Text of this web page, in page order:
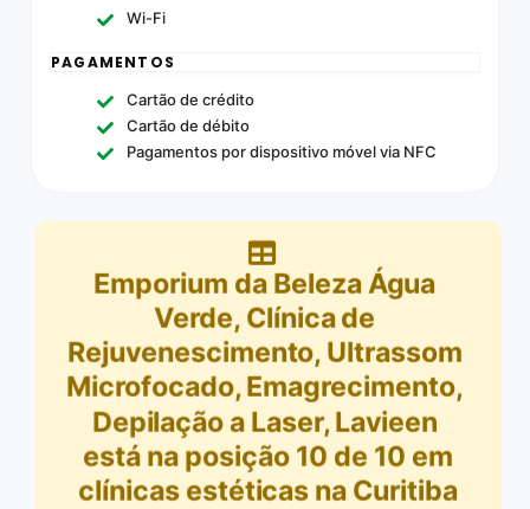
Wi-Fi
PAGAMENTOS
Cartão de crédito
Cartão de débito
Pagamentos por dispositivo móvel via NFC
Emporium da Beleza Água
Verde, Clínica de
Rejuvenescimento, Ultrassom
Microfocado, Emagrecimento,
Depilação a Laser, Lavieen
está na posição 10 de 10 em
clínicas estéticas na Curitiba